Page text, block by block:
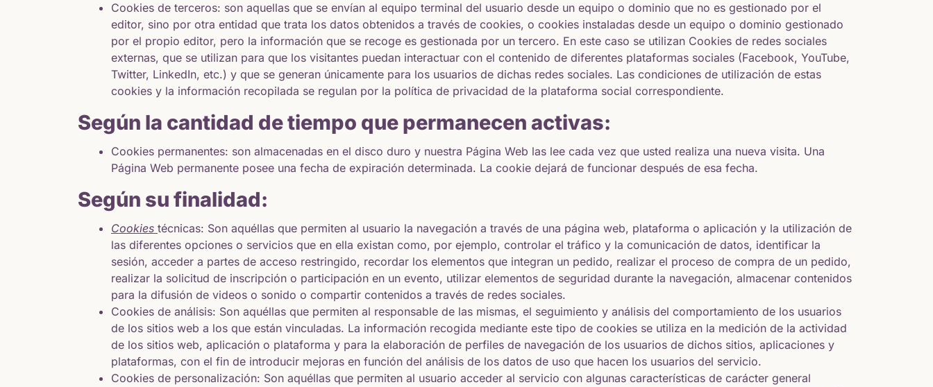
Cookies de terceros: son aquellas que se envían al equipo terminal del usuario desde un equipo o dominio que no es gestionado por el
editor, sino por otra entidad que trata los datos obtenidos a través de cookies, o cookies instaladas desde un equipo o dominio gestionado
por el propio editor, pero la información que se recoge es gestionada por un tercero. En este caso se utilizan Cookies de redes sociales
externas, que se utilizan para que los visitantes puedan interactuar con el contenido de diferentes plataformas sociales (Facebook, YouTube,
Twitter, LinkedIn, etc.) y que se generan únicamente para los usuarios de dichas redes sociales. Las condiciones de utilización de estas
cookies y la información recopilada se regulan por la política de privacidad de la plataforma social correspondiente.
Según la cantidad de tiempo que permanecen activas:
Cookies permanentes: son almacenadas en el disco duro y nuestra Página Web las lee cada vez que usted realiza una nueva visita. Una
Página Web permanente posee una fecha de expiración determinada. La cookie dejará de funcionar después de esa fecha.
Según su finalidad:
Cookies técnicas: Son aquéllas que permiten al usuario la navegación a través de una página web, plataforma o aplicación y la utilización de
las diferentes opciones o servicios que en ella existan como, por ejemplo, controlar el tráfico y la comunicación de datos, identificar la
sesión, acceder a partes de acceso restringido, recordar los elementos que integran un pedido, realizar el proceso de compra de un pedido,
realizar la solicitud de inscripción o participación en un evento, utilizar elementos de seguridad durante la navegación, almacenar contenidos
para la difusión de videos o sonido o compartir contenidos a través de redes sociales.
Cookies de análisis: Son aquéllas que permiten al responsable de las mismas, el seguimiento y análisis del comportamiento de los usuarios
de los sitios web a los que están vinculadas. La información recogida mediante este tipo de cookies se utiliza en la medición de la actividad
de los sitios web, aplicación o plataforma y para la elaboración de perfiles de navegación de los usuarios de dichos sitios, aplicaciones y
plataformas, con el fin de introducir mejoras en función del análisis de los datos de uso que hacen los usuarios del servicio.
Cookies de personalización: Son aquéllas que permiten al usuario acceder al servicio con algunas características de carácter general